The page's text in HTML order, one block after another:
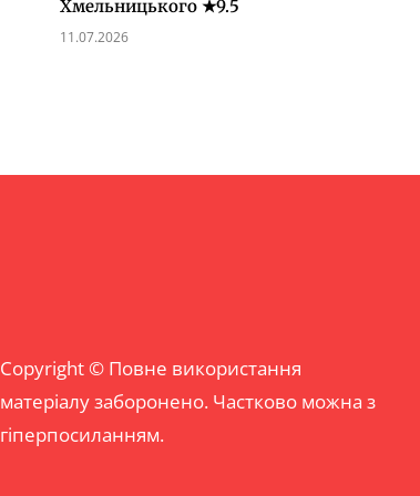
Хмельницького ★9.5
11.07.2026
Copyright © Повне використання
матеріалу заборонено. Частково можна з
гіперпосиланням.